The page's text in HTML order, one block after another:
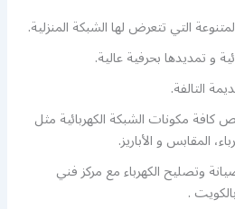
التي تتعرض لها الشبكة المنزلية.
و تمديدها بحرفية عالية.
التالفة.
مكونات الشبكة الكهربائية مثل
المقابس و الأباريز.
وتصليح الكهرباء مع مركز فني
.